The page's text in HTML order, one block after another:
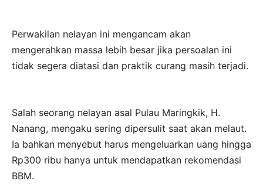
Perwakilan nelayan ini mengancam akan
mengerahkan massa lebih besar jika persoalan ini
tidak segera diatasi dan praktik curang masih terjadi.
Salah seorang nelayan asal Pulau Maringkik, H.
Nanang, mengaku sering dipersulit saat akan melaut.
Ia bahkan menyebut harus mengeluarkan uang hingga
Rp300 ribu hanya untuk mendapatkan rekomendasi
BBM.